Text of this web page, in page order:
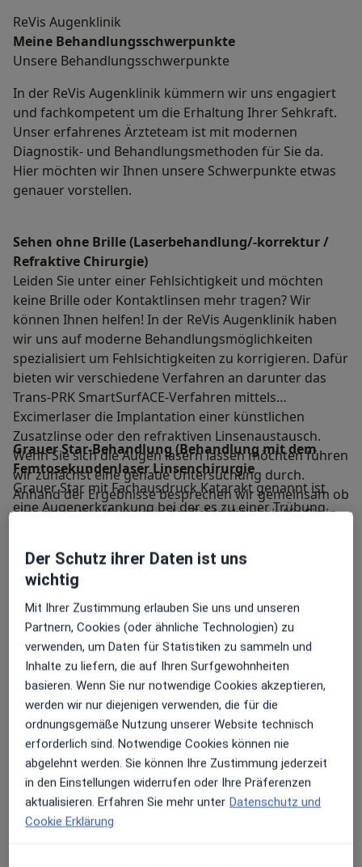
ReVis Augenklinik
Meine Behandlungs­schwerpunkte
Unsere Behandlungsschwerpunkte
In der ReVis Augenklinik kümmern wir uns engagiert
und fachkompetent um die Erhaltung Ihrer Sehkraft.
Unser erfahrenes Ärzteteam ist mit modernen
Diagnostik- und Behandlungsmethoden für Sie da.
Hier möchten wir Ihnen unsere Schwerpunkte etwas
genauer vorstellen.
Sehen ohne Brille (Laserbehandlung/-korrektur /
Refraktive Chirurgie)
Leiden Sie unter einer Fehlsichtigkeit und möchten
keine Brille oder Kontaktlinsen mehr tragen? Wir
können Ihnen helfen! In der ReVis Augenklinik haben
wir uns auf moderne Behandlungsmöglichkeiten
spezialisiert um Fehlsichtigkeiten zu korrigieren. Dafür
bieten wir verschiedene Verfahren an darunter das
Trans-PRK SmartSurfACE-Verfahren mittels
Excimerlaser die Implantation einer künstlichen
Zusatzlinse oder den refraktiven Linsenaustausch.
Wenn Sie sich die Augen lasern lassen möchten führen
wir zunächst eine genaue Untersuchung durch.
Anhand der Ergebnisse besprechen wir gemeinsam ob
eine operative Korrektur der Fehlsichtigkeit für Sie in
empfehlenswert ist.
Grauer Star-Behandlung (Behandlung mit dem
Femtosekundenlaser Linsenchirurgie
Grauer Star mit Fachausdruck Katarakt genannt ist
eine Augenerkrankung bei der es zu einer Trübung
fortgeschrittenen Alter auf. Die Erkrankung kann sich
aber auch schon in jüngeren Jahren entwickeln. Sie
lässt sich operativ behandeln indem die getrübte Linse
schmerzfrei entfernt und durch eine Kunstlinse
ersetzt wird. In der ReVis Augenklinik sind wir seit
über 20 Jahren auf die Grauer-Star-OP spezialisiert
und bieten verschiedene moderne
Operationsverfahren an. Besonders schonend ist die
Behandlung mit dem innovativen CATALYS®-
Femtosekundenlaser. Als Kunstlinsen setzen wir
ausschließlich hochwertige Produkte von
renommierten Herstellern ein die optimalen Komfort
und höchste Sicherheit bieten.
Netzhautchirurgie
In der ReVis Augenklinik führen wir sowohl
Laserbehandlungen der zentralen und peripheren
Netzhaut Behandlungen der Makula als auch
komplexe operative Eingriffe an der Netzhaut durch.
Vorab erfolgt eine genaue Untersuchung mit aktuellen
diagnostischen Methoden wie der
Fluoreszenzangiographie (FLA) der optischen
Kohärenztomographie (OCT) und der Sonographie
(Ultraschalluntersuchung). An fast allen Standorten
Der Schutz ihrer Daten ist uns
wichtig
Mit Ihrer Zustimmung erlauben Sie uns und unseren
Partnern, Cookies (oder ähnliche Technologien) zu
verwenden, um Daten für Statistiken zu sammeln und
Inhalte zu liefern, die auf Ihren Surfgewohnheiten
basieren. Wenn Sie nur notwendige Cookies akzeptieren,
werden wir nur diejenigen verwenden, die für die
ordnungsgemäße Nutzung unserer Website technisch
erforderlich sind. Notwendige Cookies können nie
abgelehnt werden. Sie können Ihre Zustimmung jederzeit
in den Einstellungen widerrufen oder Ihre Präferenzen
aktualisieren. Erfahren Sie mehr unter Datenschutz und
Cookie Erklärung